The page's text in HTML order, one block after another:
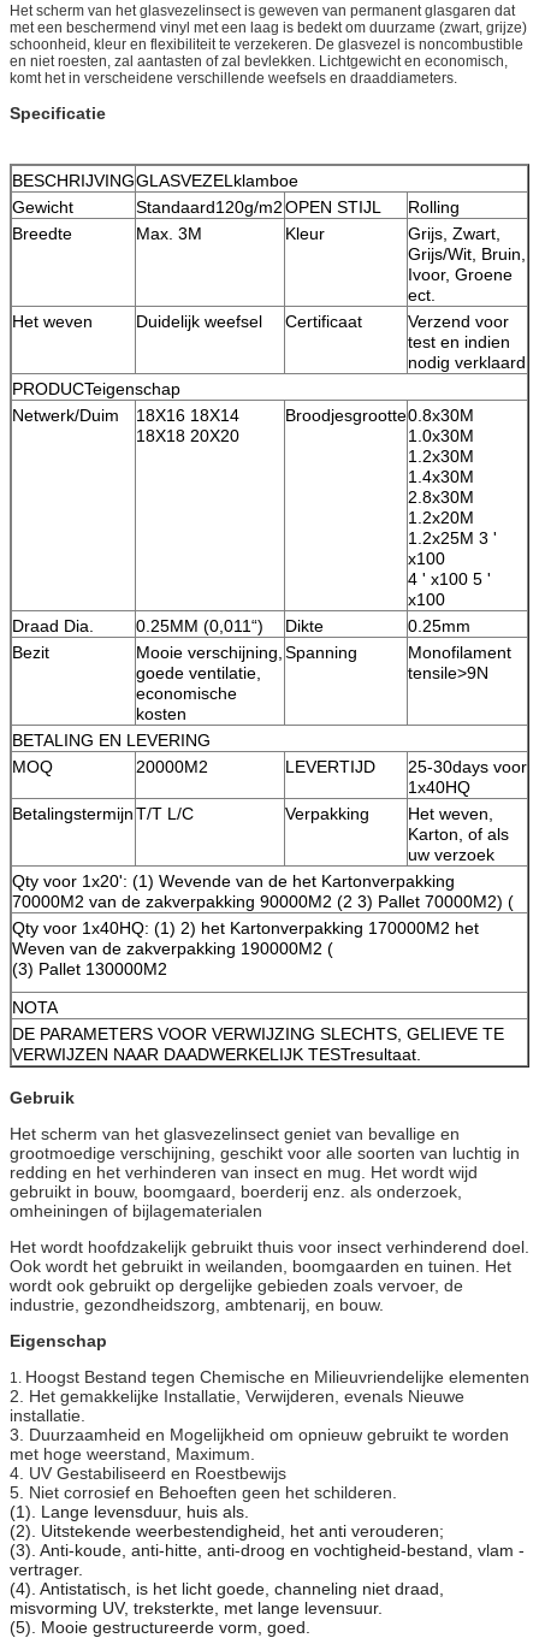
Het scherm van het glasvezelinsect is geweven van permanent glasgaren dat
met een beschermend vinyl met een laag is bedekt om duurzame (zwart, grijze)
schoonheid, kleur en flexibiliteit te verzekeren. De glasvezel is noncombustible
en niet roesten, zal aantasten of zal bevlekken. Lichtgewicht en economisch,
komt het in verscheidene verschillende weefsels en draaddiameters.
Specificatie
BESCHRIJVINGGLASVEZELklamboe
Gewicht
Standaard120g/m2OPEN STIJL
Rolling
Breedte
Max. 3M Kleur
Grijs, Zwart,
Grijs/Wit, Bruin,
Ivoor, Groene
ect.
Het weven
Duidelijk weefsel Certificaat
Verzend voor
test en indien
nodig verklaard
PRODUCTeigenschap
Netwerk/Duim
18X16 18X14
18X18 20X20
Broodjesgrootte0.8x30M
1.0x30M
1.2x30M
1.4x30M
2.8x30M
1.2x20M
1.2x25M 3 '
x100
4 ' x100 5 '
x100
Draad Dia.
0.25MM (0,011“) Dikte
0.25mm
Bezit
Mooie verschijning,
goede ventilatie,
economische
kosten
Spanning
Monofilament
tensile>9N
BETALING EN LEVERING
MOQ
20000M2 LEVERTIJD
25-30days voor
1x40HQ
BetalingstermijnT/T L/C Verpakking
Het weven,
Karton, of als
uw verzoek
Qty voor 1x20': (1) Wevende van de het Kartonverpakking
70000M2 van de zakverpakking 90000M2 (2 3) Pallet 70000M2) (
Qty voor 1x40HQ: (1) 2) het Kartonverpakking 170000M2 het
Weven van de zakverpakking 190000M2 (
(3) Pallet 130000M2
NOTA
DE PARAMETERS VOOR VERWIJZING SLECHTS, GELIEVE TE
VERWIJZEN NAAR DAADWERKELIJK TESTresultaat.
Gebruik
Het scherm van het glasvezelinsect geniet van bevallige en
grootmoedige verschijning, geschikt voor alle soorten van luchtig in
redding en het verhinderen van insect en mug. Het wordt wijd
gebruikt in bouw, boomgaard, boerderij enz. als onderzoek,
omheiningen of bijlagematerialen
Het wordt hoofdzakelijk gebruikt thuis voor insect verhinderend doel.
Ook wordt het gebruikt in weilanden, boomgaarden en tuinen. Het
wordt ook gebruikt op dergelijke gebieden zoals vervoer, de
industrie, gezondheidszorg, ambtenarij, en bouw.
Eigenschap
1. Hoogst Bestand tegen Chemische en Milieuvriendelijke elementen
2. Het gemakkelijke Installatie, Verwijderen, evenals Nieuwe
installatie.
3. Duurzaamheid en Mogelijkheid om opnieuw gebruikt te worden
met hoge weerstand, Maximum.
4. UV Gestabiliseerd en Roestbewijs
5. Niet corrosief en Behoeften geen het schilderen.
(1). Lange levensduur, huis als.
(2). Uitstekende weerbestendigheid, het anti verouderen;
(3). Anti-koude, anti-hitte, anti-droog en vochtigheid-bestand, vlam -
vertrager.
(4). Antistatisch, is het licht goede, channeling niet draad,
misvorming UV, treksterkte, met lange levensuur.
(5). Mooie gestructureerde vorm, goed.